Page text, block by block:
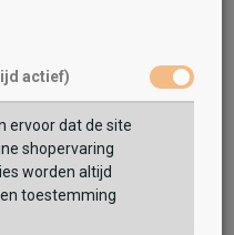
actief)
ervoor dat de site
shopervaring
worden altijd
toestemming